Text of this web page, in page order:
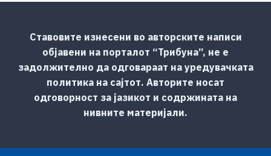
Ставовите изнесени во авторските написи
објавени на порталот “Трибуна”, не е
задолжително да одговараат на уредувачката
политика на сајтот. Авторите носат
одговорност за јазикот и содржината на
нивните материјали.